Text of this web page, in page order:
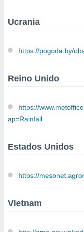
Ucrania
https://pogoda.by/
Reino Unido
https://
ap=Rainfall
Estados Unidos
https://
Vietnam